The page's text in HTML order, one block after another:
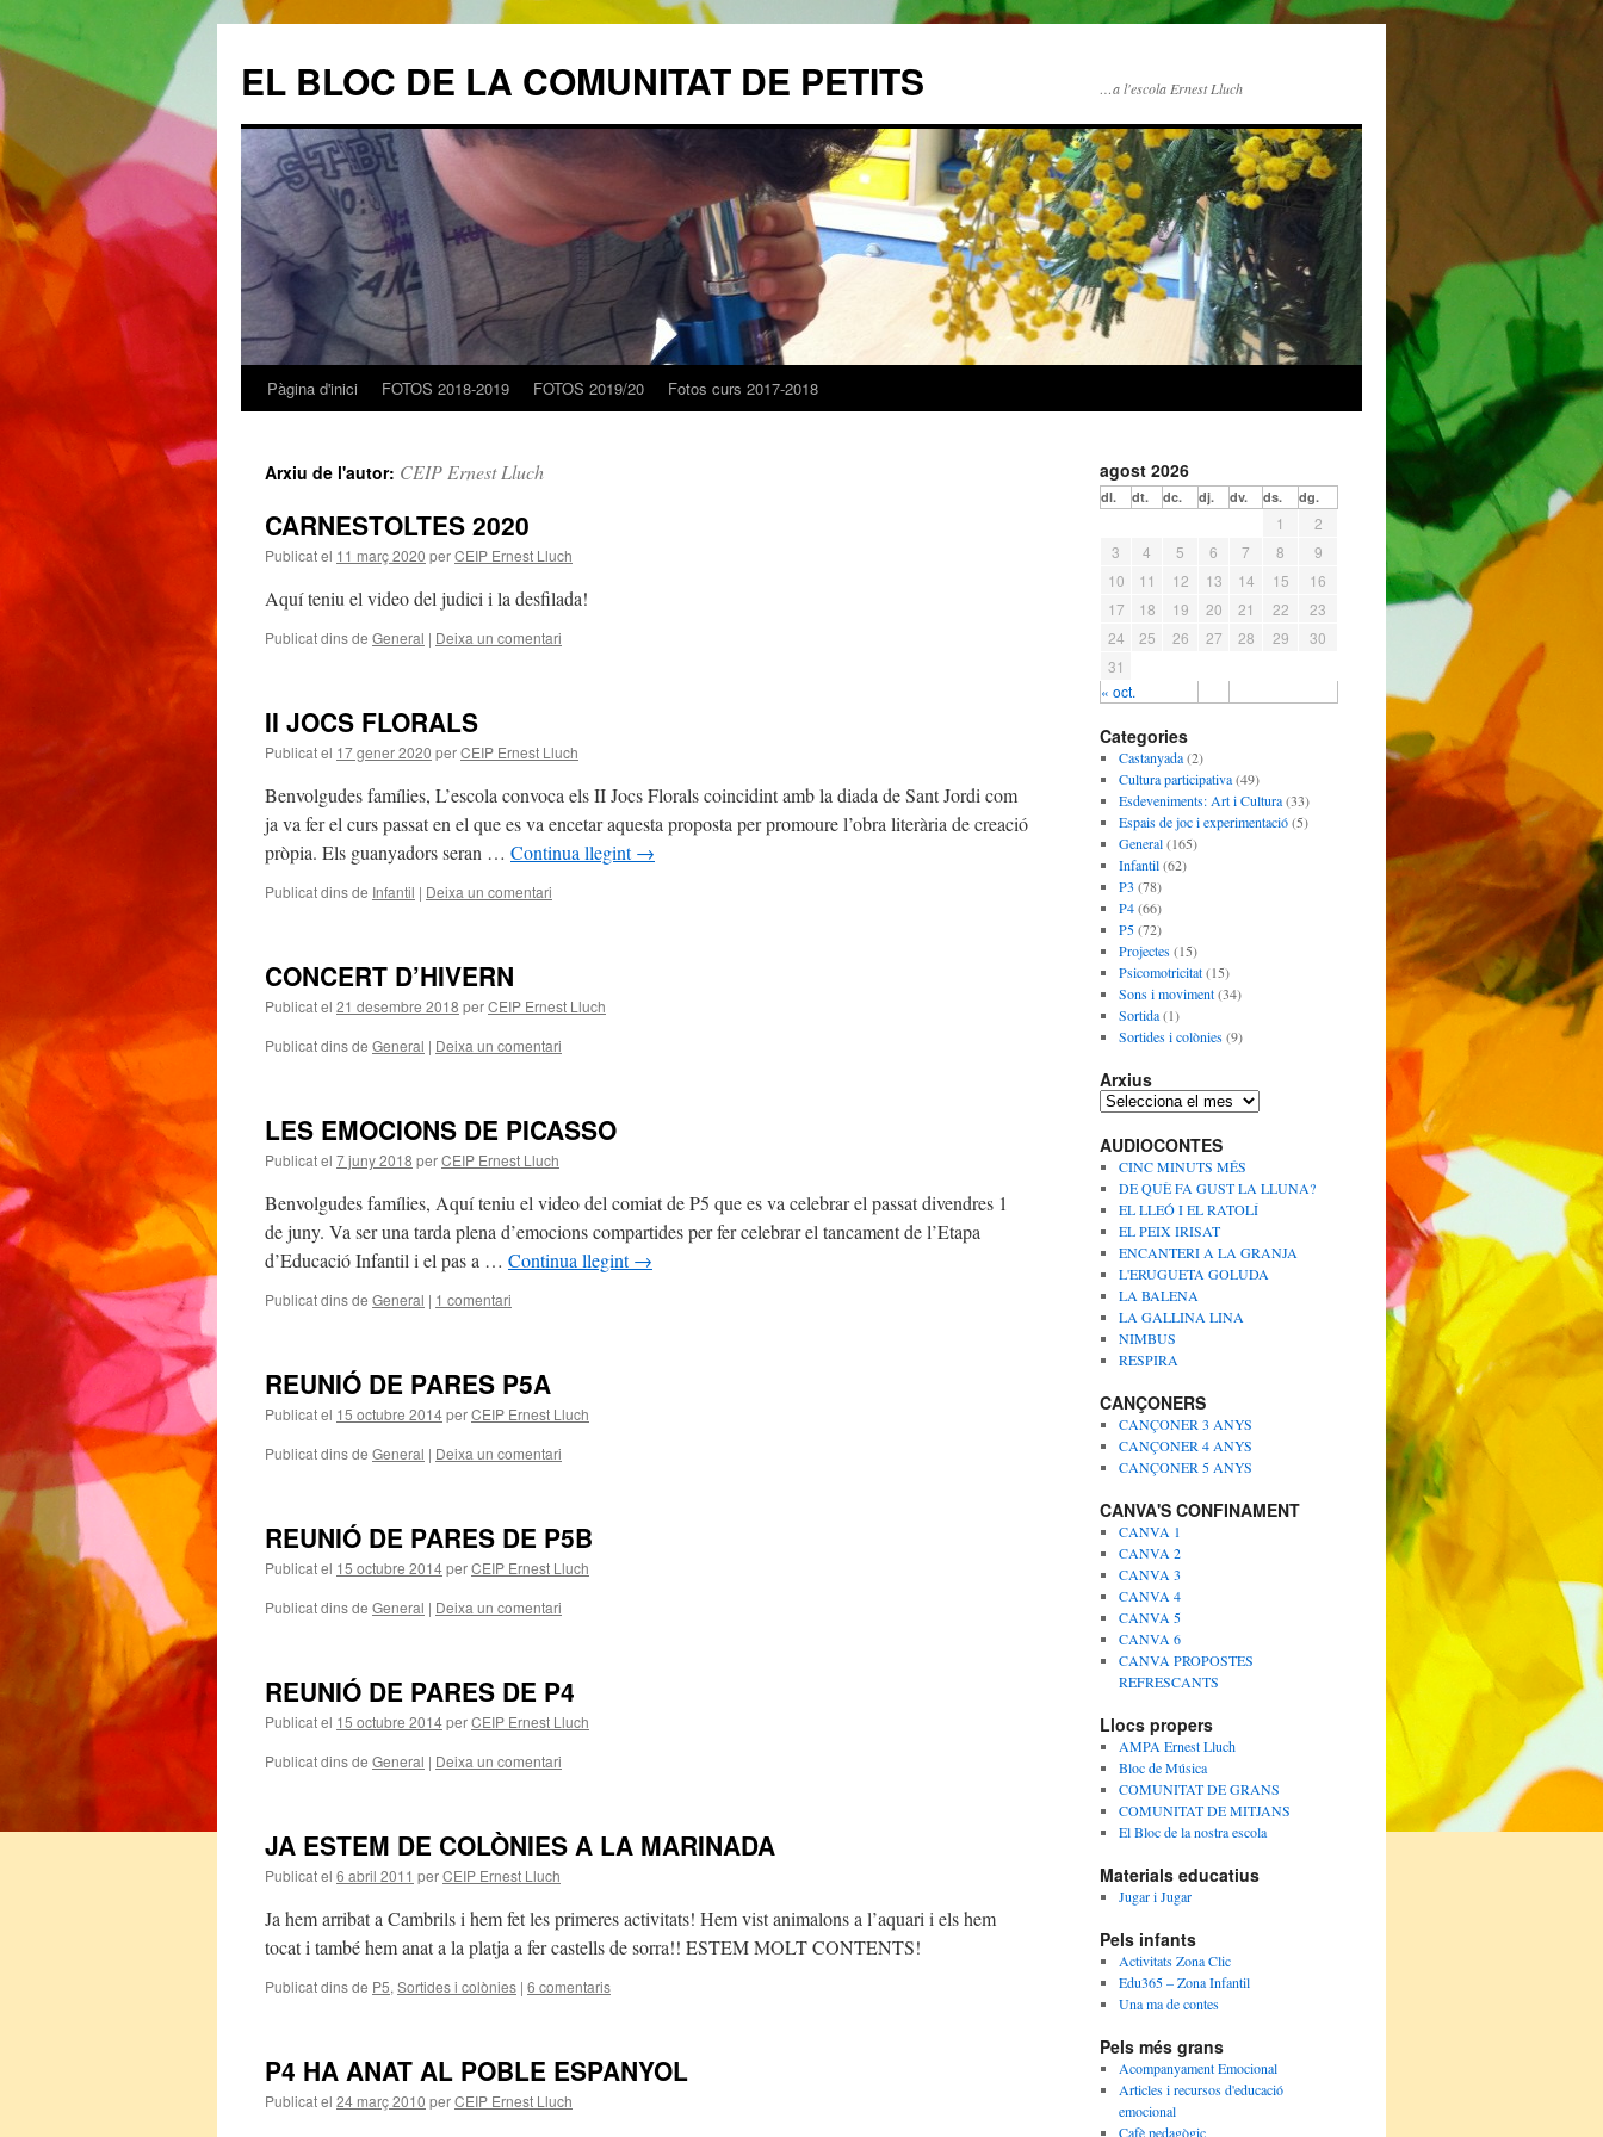
EL BLOC DE LA COMUNITAT DE PETITS …a l'escola Ernest Lluch
Vés
contingut
Pàgina d'inici FOTOS 2018-2019 FOTOS 2019/20 Fotos curs 2017-2018
Arxiu de l'autor: CEIP Ernest Lluch
CARNESTOLTES 2020
Publicat el 11 març 2020 perCEIP Ernest Lluch
Aquí teniu el video del judici i la desfilada!
Publicat dins de General | Deixa un comentari
II JOCS FLORALS
Publicat el 17 gener 2020 perCEIP Ernest Lluch
Benvolgudes famílies, L’escola convoca els II Jocs Florals coincidint amb la diada de Sant Jordi com
ja va fer el curs passat en el que es va encetar aquesta proposta per promoure l’obra literària de creació
pròpia. Els guanyadors seran … Continua llegint→
Publicat dins de Infantil | Deixa un comentari
CONCERT D’HIVERN
Publicat el 21 desembre 2018 perCEIP Ernest Lluch
Publicat dins de General | Deixa un comentari
LES EMOCIONS DE PICASSO
Publicat el 7 juny 2018 perCEIP Ernest Lluch
Benvolgudes famílies, Aquí teniu el video del comiat de P5 que es va celebrar el passat divendres 1
de juny. Va ser una tarda plena d’emocions compartides per fer celebrar el tancament de l’Etapa
d’Educació Infantil i el pas a … Continua llegint→
Publicat dins de General | 1 comentari
REUNIÓ DE PARES P5A
Publicat el 15 octubre 2014perCEIP Ernest Lluch
Publicat dins de General | Deixa un comentari
REUNIÓ DE PARES DE P5B
Publicat el 15 octubre 2014perCEIP Ernest Lluch
Publicat dins de General | Deixa un comentari
REUNIÓ DE PARES DE P4
Publicat el 15 octubre 2014perCEIP Ernest Lluch
Publicat dins de General | Deixa un comentari
JA ESTEM DE COLÒNIES A LA MARINADA
Publicat el 6 abril 2011 perCEIP Ernest Lluch
Ja hem arribat a Cambrils i hem fet les primeres activitats! Hem vist animalons a l’aquari i els hem
tocat i també hem anat a la platja a fer castells de sorra!! ESTEM MOLT CONTENTS!
Publicat dins de P5, Sortides i colònies | 6 comentaris
P4 HA ANAT AL POBLE ESPANYOL
Publicat el 24 març 2010 perCEIP Ernest Lluch
agost 2026
dl. dt. dc. dj. dv. ds. dg.
« oct.
1
2
3
4 5 6 7 8
9
10
11 12 13 14 15
16
17
18 19 20 21 22
23
24
25 26 27 28 29
30
31
Categories
Castanyada(2)
Cultura participativa(49)
Esdeveniments: Art i Cultura(33)
Espais de joc i experimentació(5)
General(165)
Infantil(62)
P3 (78)
P4(66)
P5(72)
Projectes(15)
Psicomotricitat(15)
Sons i moviment(34)
Sortida(1)
Sortides i colònies(9)
Arxius
A
x
i
u
s
AUDIOCONTES
CINC MINUTS MÉS
DE QUÈ FA GUST LA LLUNA?
EL LLEÓ I EL RATOLÍ
EL PEIX IRISAT
ENCANTERI A LA GRANJA
L'ERUGUETA GOLUDA
LA BALENA
LA GALLINA LINA
NIMBUS
RESPIRA
CANÇONERS
CANÇONER 3 ANYS
CANÇONER 4 ANYS
CANÇONER 5 ANYS
CANVA'S CONFINAMENT
CANVA 1
CANVA 2
CANVA 3
CANVA 4
CANVA 5
CANVA 6
CANVA PROPOSTES
REFRESCANTS
Llocs propers
AMPA Ernest Lluch
Bloc de Música
COMUNITAT DE GRANS
COMUNITAT DE MITJANS
El Bloc de la nostra escola
Materials educatius
Jugar i Jugar
Pels infants
Activitats Zona Clic
Edu365 – Zona Infantil
Una ma de contes
Pels més grans
Acompanyament Emocional
Articles i recursos d'educació
emocional
Cafè pedagògic